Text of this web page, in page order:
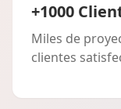
+1000
Miles de
clientes